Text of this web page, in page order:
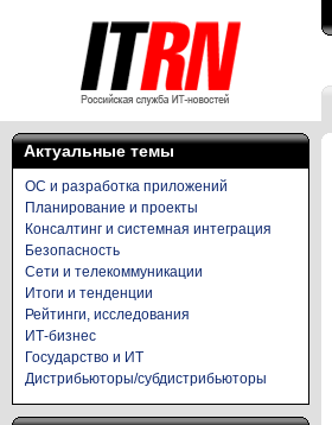
Актуальные темы
ОС и разработка приложений
Планирование и проекты
Консалтинг и системная интеграция
Безопасность
Сети и телекоммуникации
Итоги и тенденции
Рейтинги, исследования
ИТ-бизнес
Государство и ИТ
Дистрибьюторы/субдистрибьюторы